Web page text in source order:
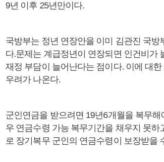
9년 이후 25년만이다.
국방부는 정년 연장안을 이미 김관진 국
다.문제는 계급정년이 연장되면 인건비가
재정 부담이 늘어난다는 점이다. 이에 대
우려가 나온다.
군인연금을 받으려면 19년6개월을 복무
우 연금수령 가능 복무기간을 채우지 못
로 장기복무 군인의 연금수령이 보장받을